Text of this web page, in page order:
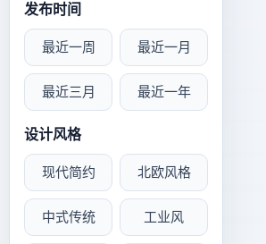
发布时间
最近一周 最近一月
最近三月 最近一年
设计风格
现代简约 北欧风格
中式传统 工业风